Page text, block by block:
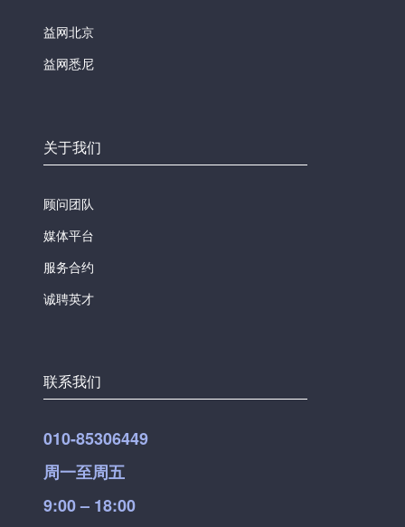
益网北京
益网悉尼
关于我们
顾问团队
媒体平台
服务合约
诚聘英才
联系我们
010-85306449
周一至周五
9:00 – 18:00